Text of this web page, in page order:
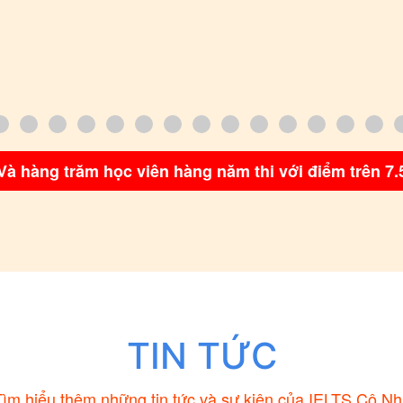
hàng trăm học viên hàng năm thi với điểm trên
TIN TỨC